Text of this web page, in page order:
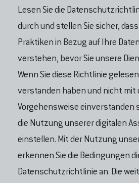
Lesen Sie die
durch und stellen Sie sicher,
Praktiken in Bezug auf Ihre
verstehen, bevor Sie unsere
Wenn Sie diese Richtlinie
verstanden haben und nicht mit
Vorgehensweise einverstanden
die Nutzung unserer digitalen
einstellen. Mit der Nutzung
erkennen Sie die Bedingungen
Datenschutzrichtlinie an. Die